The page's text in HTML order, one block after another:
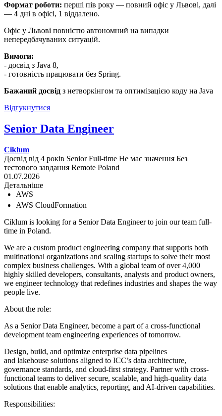
Формат роботи: перші пів року — повний офіс у Львові, далі
— 4 дні в офісі, 1 віддалено.
Офіс у Львові повністю автономний на випадки
непередбачуваних ситуацій.
Вимоги:
- досвід з Java 8,
- готовність працювати без Spring.
Бажаний досвід з нетворкінгом та оптимізацією коду на Java
Відгукнутися
Senior Data Engineer
Ciklum
Досвід від 4 років Senior Full-time Не має значення Без
тестового завдання Remote Poland
01.07.2026
Детальніше
AWS
AWS CloudFormation
Ciklum is looking for a Senior Data Engineer to join our team full-
time in Poland.
We are a custom product engineering company that supports both
multinational organizations and scaling startups to solve their most
complex business challenges. With a global team of over 4,000
highly skilled developers, consultants, analysts and product owners,
we engineer technology that redefines industries and shapes the way
people live.
About the role:
As a Senior Data Engineer, become a part of a cross-functional
development team engineering experiences of tomorrow.
Design, build, and optimize enterprise data pipelines
and lakehouse solutions aligned to ICC’s data architecture,
governance standards, and cloud-first strategy. Partner with cross-
functional teams to deliver secure, scalable, and high-quality data
solutions that enable analytics, reporting, and AI-driven capabilities.
Responsibilities: